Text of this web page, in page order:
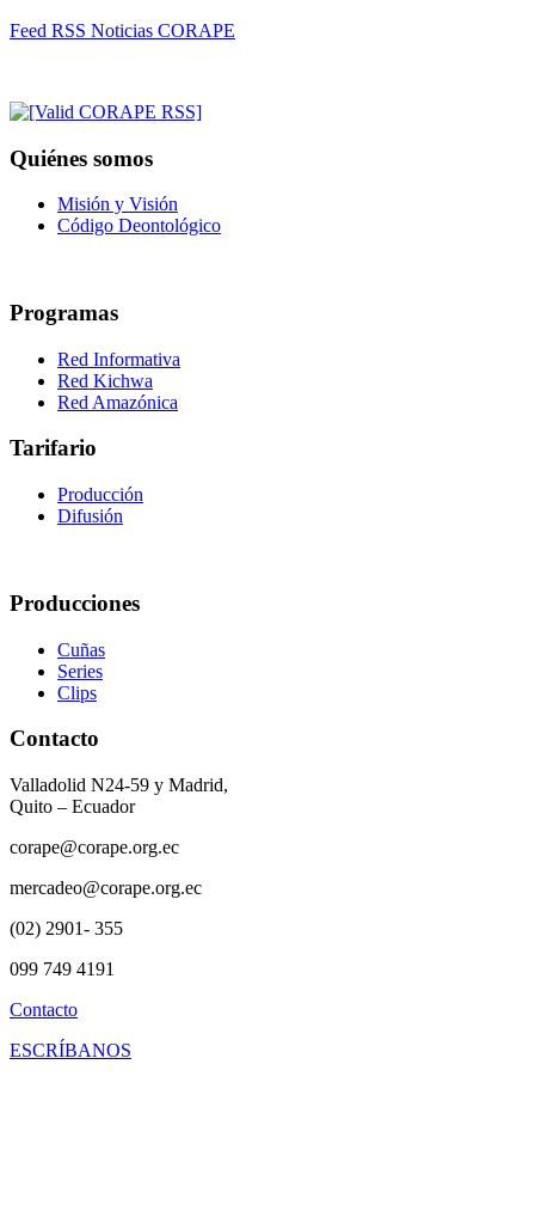
Feed RSS Noticias CORAPE
Quiénes somos
Misión y Visión
Código Deontológico
Programas
Red Informativa
Red Kichwa
Red Amazónica
Tarifario
Producción
Difusión
Producciones
Cuñas
Series
Clips
Contacto
Valladolid N24-59 y Madrid,
Quito – Ecuador
corape@corape.org.ec
mercadeo@corape.org.ec
(02) 2901- 355
099 749 4191
Contacto
ESCRÍBANOS